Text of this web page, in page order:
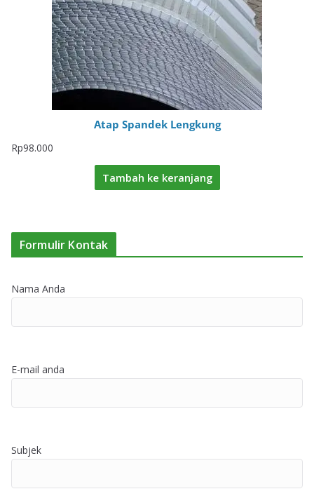
Atap Spandek Lengkung
Rp98.000
Tambah ke keranjang
Formulir Kontak
Nama Anda
E-mail anda
Subjek